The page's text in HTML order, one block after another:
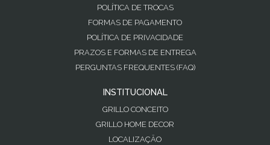
POLÍTICA DE TROCAS
FORMAS DE PAGAMENTO
POLÍTICA DE PRIVACIDADE
PRAZOS E FORMAS DE ENTREGA
PERGUNTAS FREQUENTES (FAQ)
INSTITUCIONAL
GRILLO CONCEITO
GRILLO HOME DECOR
LOCALIZAÇÃO